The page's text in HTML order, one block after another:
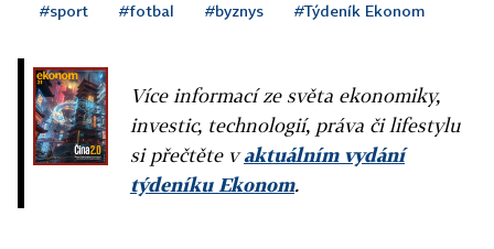
#sport #fotbal #byznys #Týdeník Ekonom
Více informací ze světa ekonomiky,
investic, technologií, práva či lifestylu
si přečtěte vaktuálním vydání
týdeníku Ekonom.